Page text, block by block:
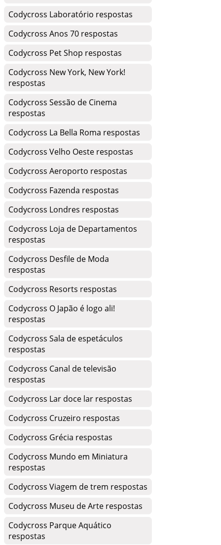
Codycross Laboratório respostas
Codycross Anos 70 respostas
Codycross Pet Shop respostas
Codycross New York, New York!
respostas
Codycross Sessão de Cinema
respostas
Codycross La Bella Roma respostas
Codycross Velho Oeste respostas
Codycross Aeroporto respostas
Codycross Fazenda respostas
Codycross Londres respostas
Codycross Loja de Departamentos
respostas
Codycross Desfile de Moda
respostas
Codycross Resorts respostas
Codycross O Japão é logo ali!
respostas
Codycross Sala de espetáculos
respostas
Codycross Canal de televisão
respostas
Codycross Lar doce lar respostas
Codycross Cruzeiro respostas
Codycross Grécia respostas
Codycross Mundo em Miniatura
respostas
Codycross Viagem de trem respostas
Codycross Museu de Arte respostas
Codycross Parque Aquático
respostas